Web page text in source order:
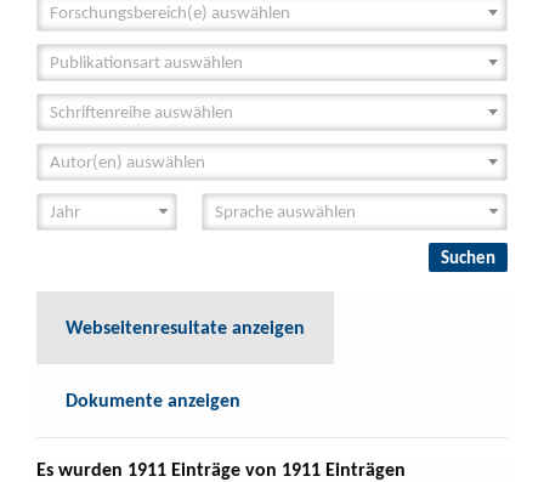
Forschungsbereich(e) auswählen
Publikationsart auswählen
Schriftenreihe auswählen
Autor(en) auswählen
Webseitenresultate anzeigen
Dokumente anzeigen
Es wurden 1911 Einträge von 1911 Einträgen